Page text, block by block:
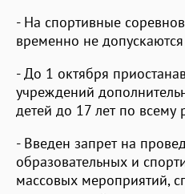
- На спортивные
временно не
- До 1 октября
учреждений
детей до 17 лет по всему
- Введен запрет на
образовательных и
массовых мероприятий,